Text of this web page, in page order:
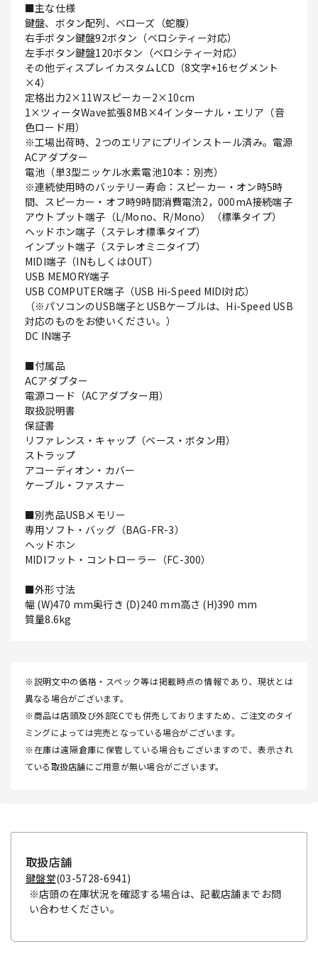
■主な仕様
鍵盤、ボタン配列、ベローズ（蛇腹）
右手ボタン鍵盤92ボタン（ベロシティー対応）
左手ボタン鍵盤120ボタン（ベロシティー対応）
その他ディスプレイカスタムLCD（8文字+16セグメント
×4）
定格出力2×11Wスピーカー2×10cm
1×ツィータWave拡張8MB×4インターナル・エリア（音
色ロード用）
※工場出荷時、2つのエリアにプリインストール済み。電源
ACアダプター
電池（単3型ニッケル水素電池10本：別売）
※連続使用時のバッテリー寿命：スピーカー・オン時5時
間、スピーカー・オフ時9時間消費電流2，000mA接続端子
アウトプット端子（L/Mono、R/Mono）（標準タイプ）
ヘッドホン端子（ステレオ標準タイプ）
インプット端子（ステレオミニタイプ）
MIDI端子（INもしくはOUT）
USB MEMORY端子
USB COMPUTER端子（USB Hi-Speed MIDI対応）
（※パソコンのUSB端子とUSBケーブルは、Hi-Speed USB
対応のものをお使いください。）
DC IN端子
■付属品
ACアダプター
電源コード（ACアダプター用）
取扱説明書
保証書
リファレンス・キャップ（ベース・ボタン用）
ストラップ
アコーディオン・カバー
ケーブル・ファスナー
■別売品USBメモリー
専用ソフト・バッグ（BAG-FR-3）
ヘッドホン
MIDIフット・コントローラー（FC-300）
■外形寸法
幅 (W)470 mm奥行き (D)240 mm高さ (H)390 mm
質量8.6kg
※説明文中の価格・スペック等は掲載時点の情報であり、現状とは
異なる場合がございます。
※商品は店頭及び外部ECでも併売しておりますため、ご注文のタイ
ミングによっては完売となっている場合がございます。
※在庫は遠隔倉庫に保管している場合もございますので、表示され
ている取扱店舗にご用意が無い場合がございます。
取扱店舗
鍵盤堂(03-5728-6941)
※店頭の在庫状況を確認する場合は、記載店舗までお問
い合わせください。